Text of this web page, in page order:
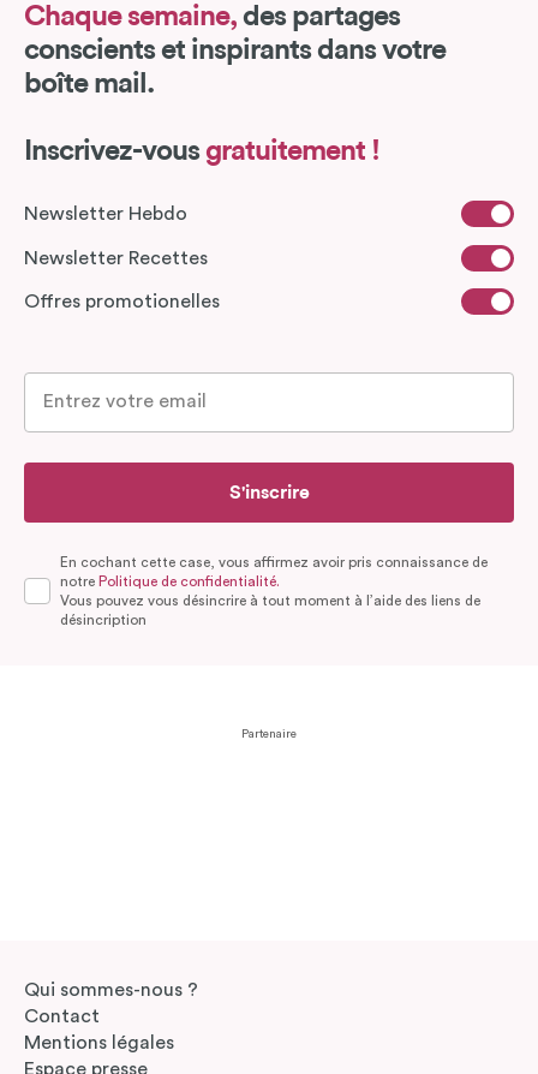
Chaque semaine, des partages
conscients et inspirants dans votre
boîte mail.
Inscrivez-vous gratuitement !
Newsletter Hebdo
Newsletter Recettes
Offres promotionelles
S'inscrire
En cochant cette case, vous affirmez avoir pris connaissance de
notre Politique de confidentialité.
Vous pouvez vous désincrire à tout moment à l’aide des liens de
désincription
Partenaire
Qui sommes-nous ?
Contact
Mentions légales
Espace presse